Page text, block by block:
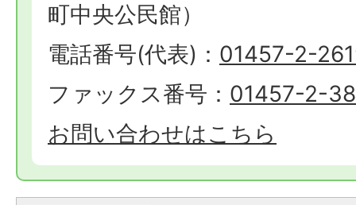
町中央公民館）
電話番号(代表)： 01457-2-
ファックス番号： 01457-2-
お問い合わせはこちら